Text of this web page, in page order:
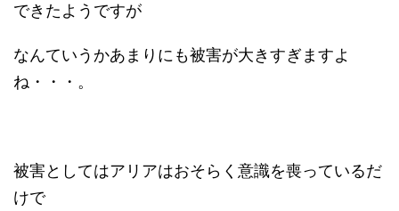
できたようですが
なんていうかあまりにも被害が大きすぎますよ
ね・・・。
被害としてはアリアはおそらく意識を喪っているだ
けで